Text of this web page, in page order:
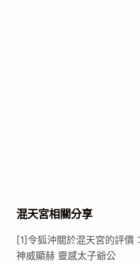
混天宮相關分享
[1]令狐沖關於混天宮的評價：
神威顯赫 靈感太子爺公